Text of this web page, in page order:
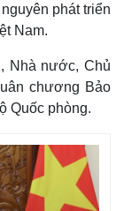
phát triển
Nam.
Nhà nước, Chủ
chương Bảo
Quốc phòng.